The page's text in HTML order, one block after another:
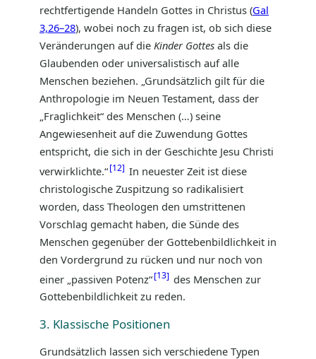
rechtfertigende Handeln Gottes in Christus (Gal
3,26–28), wobei noch zu fragen ist, ob sich diese
Veränderungen auf die Kinder Gottes als die
Glaubenden oder universalistisch auf alle
Menschen beziehen. „Grundsätzlich gilt für die
Anthropologie im Neuen Testament, dass der
„Fraglichkeit“ des Menschen (…) seine
Angewiesenheit auf die Zuwendung Gottes
entspricht, die sich in der Geschichte Jesu Christi
verwirklichte.“ 12 In neuester Zeit ist diese
christologische Zuspitzung so radikalisiert
worden, dass Theologen den umstrittenen
Vorschlag gemacht haben, die Sünde des
Menschen gegenüber der Gottebenbildlichkeit in
den Vordergrund zu rücken und nur noch von
einer „passiven Potenz“ 13 des Menschen zur
Gottebenbildlichkeit zu reden.
3. Klassische Positionen
Grundsätzlich lassen sich verschiedene Typen